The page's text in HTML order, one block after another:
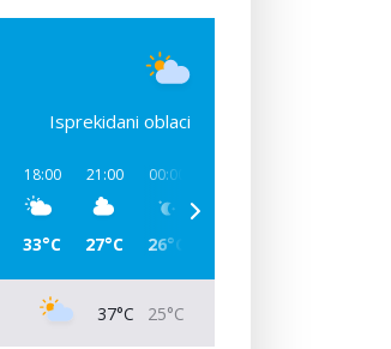
Isprekidani oblaci
18:00
33°C
21:00
27°C
00:00
26°C
37°C 25°C